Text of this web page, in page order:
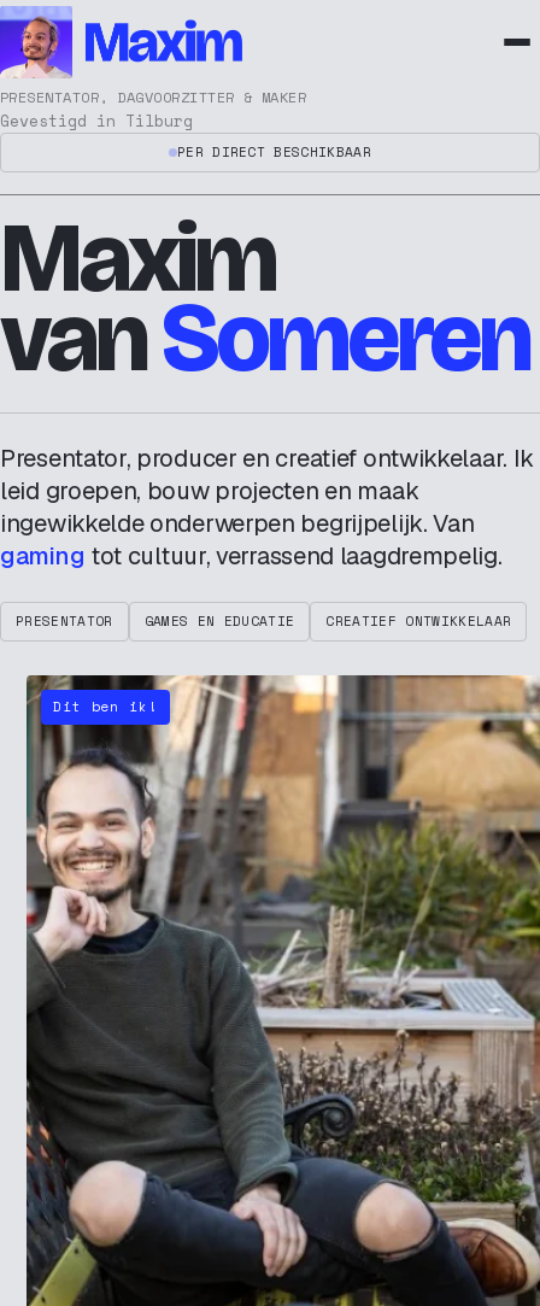
PRESENTATOR, DAGVOORZITTER & MAKER
Gevestigd in Tilburg
PER DIRECT BESCHIKBAAR
Maxim
vanSomeren
Presentator, producer en creatief ontwikkelaar. Ik
leid groepen, bouw projecten en maak
ingewikkelde onderwerpen begrijpelijk. Van
gaming tot cultuur, verrassend laagdrempelig.
PRESENTATOR GAMES EN EDUCATIE CREATIEF ONTWIKKELAAR